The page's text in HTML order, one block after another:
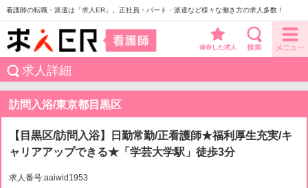
看護師の転職・派遣は「求人ER」。正社員・パート・派遣など様々な働き方の求人多数！
保存した求人
求人詳細
訪問入浴/東京都目黒区
【目黒区/訪問入浴】日勤常勤/正看護師★福利厚生充実/キ
ャリアアップできる★「学芸大学駅」徒歩3分
求人番号:aaiwid1953